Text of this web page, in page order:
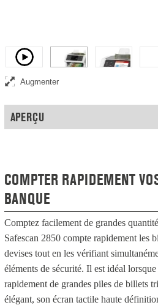
Compteuse de billets qui compte
devises
Augmenter
APERÇU
COMPTER RAPIDEMENT
BANQUE
Comptez facilement de grandes
Safescan 2850 compte rapidement les
devises tout en les vérifiant
éléments de sécurité. Il est idéal
rapidement de grandes piles de billets
élégant, son écran tactile haute